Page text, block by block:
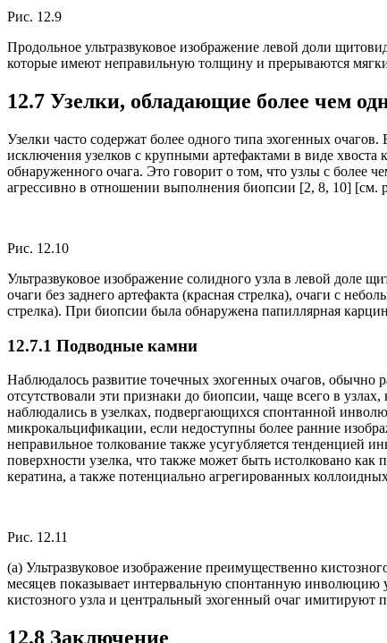
Рис. 12.9
Продольное ультразвуковое изображение левой доли
которые имеют неправильную толщину и прерываются
12.7 Узелки, обладающие более чем
Узелки часто содержат более одного типа эхогенных
исключения узелков с крупными артефактами в виде хвоста
обнаруженного очага. Это говорит о том, что узлы с более
агрессивно в отношении выполнения биопсии [2, 8, 10] [см.
Рис. 12.10
Ультразвуковое изображение солидного узла в левой доле
очаги без заднего артефакта (красная стрелка), очаги с
стрелка). При биопсии была обнаружена папиллярная
12.7.1 Подводные камни
Наблюдалось развитие точечных эхогенных очагов, обычно
отсутствовали эти признаки до биопсии, чаще всего в
наблюдались в узелках, подвергающихся спонтанной
микрокальцификации, если недоступны более ранние
неправильное толкование также усугубляется тенденцией
поверхности узелка, что также может быть истолковано
кератина, а также потенциально агрегированных
Рис. 12.11
(a) Ультразвуковое изображение преимущественно
месяцев показывает интервальную спонтанную инволюцию
кистозного узла и центральный эхогенный очаг
12.8 Заключение